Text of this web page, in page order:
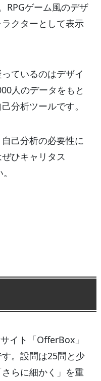
RPGゲーム風のデザ
クターとして表示
ているのはデザイ
人のデータをもと
分析ツールです。
己分析の必要性に
ひキャリタス
イト「OfferBox」
。設問は25問と少
らに細かく」を重